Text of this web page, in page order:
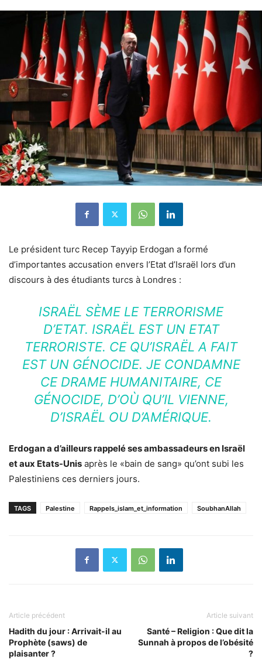
Le président turc Recep Tayyip Erdogan a formé
d’importantes accusation envers l’Etat d’Israël lors d’un
discours à des étudiants turcs à Londres :
ISRAËL SÈME LE TERRORISME
D’ETAT. ISRAËL EST UN ETAT
TERRORISTE. CE QU’ISRAËL A FAIT
EST UN GÉNOCIDE. JE CONDAMNE
CE DRAME HUMANITAIRE, CE
GÉNOCIDE, D’OÙ QU’IL VIENNE,
D’ISRAËL OU D’AMÉRIQUE.
Erdogan a d’ailleurs rappelé ses ambassadeurs en Israël
et aux Etats-Unis après le «bain de sang» qu’ont subi les
Palestiniens ces derniers jours.
TAGS Palestine Rappels_islam_et_information SoubhanAllah
Article précédent
Hadith du jour : Arrivait-il au
Prophète (saws) de
plaisanter ?
Article suivant
Santé – Religion : Que dit la
Sunnah à propos de l’obésité
?